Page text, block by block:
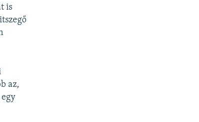
is
az,